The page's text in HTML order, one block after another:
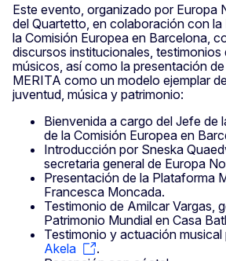
Este evento, organizado por Europa
del Quartetto, en colaboración con
la Comisión Europea en Barcelona,
discursos institucionales,
músicos, así como la presentación
MERITA como un modelo ejemplar
juventud, música y patrimonio:
Bienvenida a cargo del Jefe de
de la Comisión Europea en
Introducción por Sneska
secretaria general de Europa
Presentación de la Plataforma
Francesca Moncada.
Testimonio de Amilcar Vargas,
Patrimonio Mundial en Casa
Testimonio y actuación musical
Akela
.